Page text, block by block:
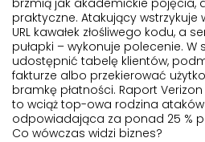
praktyczne. Atakujący
URL kawałek złośliwego kodu, a
pułapki – wykonuje polecenie. W
udostępnić tabelę klientów,
fakturze albo przekierować
bramkę płatności. Raport
to wciąż top-owa rodzina
odpowiadająca za ponad 25 %
Co wówczas widzi biznes?